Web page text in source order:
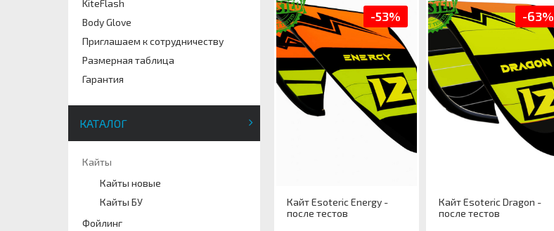
KiteFlash
Body Glove
Приглашаем к сотрудничеству
Размерная таблица
Гарантия
КАТАЛОГ
Кайты
Кайты новые
Кайты БУ
Фойлинг
Кайт Esoteric Energy -
после тестов
-53%
Кайт Esoteric Dragon -
после тестов
-63%